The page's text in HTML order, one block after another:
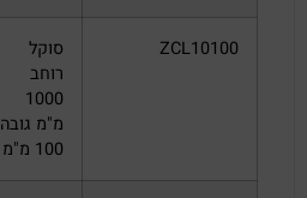
ZCL10100
סוקל
רוחב
1000
מ"מ גובה
100 מ"מ